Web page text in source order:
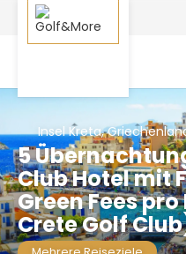
Insel Kreta,
5
Club Hotel mit
Green Fees
Crete Golf